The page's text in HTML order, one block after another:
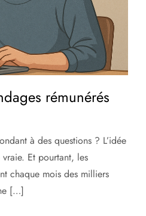
rémunérés
à des questions ? L’idée
Et pourtant, les
chaque mois des milliers
[…]